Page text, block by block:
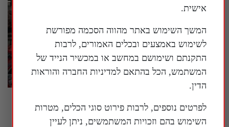
המשטר הסיני מנסה לחמש מחדש את איראן |
פרשנות
אישית.
המשך השימוש באתר מהווה הסכמה מפורשת
לשימוש באמצעים ובכלים האמורים, לרבות
התקנתם ושימושם במחשב או במכשיר הנייד של
המשתמש, הכל בהתאם למדיניות החברה והוראות
הדין.
לפרטים נוספים, לרבות פירוט סוגי הכלים, מטרות
השימוש בהם וזכויות המשתמשים, ניתן לעיין